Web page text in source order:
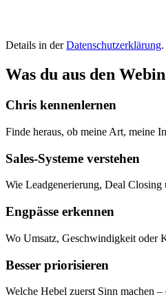
Details in der Datenschutzerklärung.
Was du aus den
Chris kennenlernen
Finde heraus, ob meine Art, meine
Sales-Systeme verstehen
Wie Leadgenerierung, Deal Closing
Engpässe erkennen
Wo Umsatz, Geschwindigkeit oder
Besser priorisieren
Welche Hebel zuerst Sinn machen